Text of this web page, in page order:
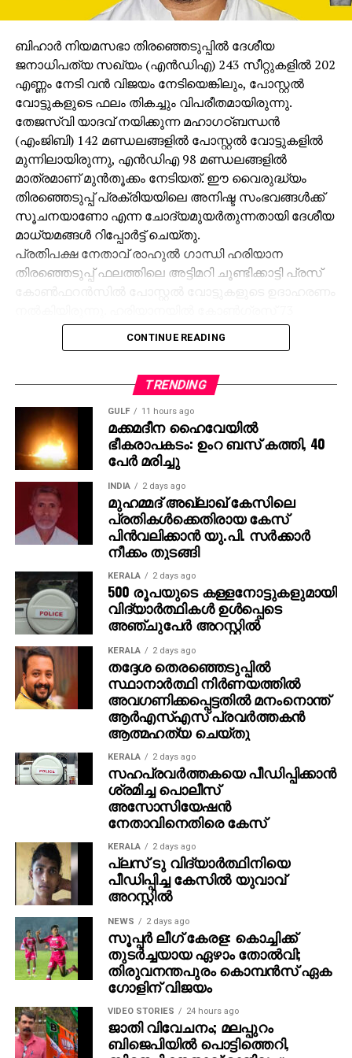
ഗോരക്ഷാ സംഘാം?ഗമായ പ്രാദേശിക ബിജെപി
നേതാവാണ് തേല. പ്രദേശത്തെ പ്രതിഷേധങ്ങള്‍
റിപ്പോര്‍ട്ട് ചെയ്യുന്നതിനിടെ ഒരു
മാധ്യമപ്രവര്‍ത്തകനെ ആക്രമിച്ച സംഭവമുള്‍പ്പെടെ
നിരവധി കേസുകളും ഇയാള്‍ക്കെതിരെയുണ്ട്. ഒരു
ദിവസം കസ്റ്റഡിയിലായിരുന്ന പ്രതികള്‍ക്കെതിരെ
തെളിവില്ലെന്ന് പറഞ്ഞ് അടുത്തദിവസം തന്നെ ജഡ്ജി
ജാമ്യം നല്‍കുകയായിരുന്നു.
അതേസമയം, ജാമ്യം ലഭിച്ചതിനു പിന്നാലെ
ഇരകള്‍ക്കെതിരെ അക്രമിസംഘവും പരാതി നല്‍കി.
ഭക്ഷണവും പണവും നല്‍കി ഹിന്ദു ഗ്രാമീണരെ
ക്രിസ്തുമതം സ്വീകരിക്കാന്‍
പ്രലോഭിപ്പിച്ചെന്നാരോപിച്ചാണ് ഹിന്ദുത്വ സംഘം
പരാതി നല്‍കിയത്.
ബിഹാര്‍ നിയമസഭാ തിരഞ്ഞെടുപ്പില്‍ ദേശീയ
ജനാധിപത്യ സഖ്യം (എന്‍ഡിഎ) 243 സീറ്റുകളില്‍ 202
എണ്ണം നേടി വന്‍ വിജയം നേടിയെങ്കിലും, പോസ്റ്റല്‍
വോട്ടുകളുടെ ഫലം തികച്ചും വിപരീതമായിരുന്നു.
തേജസ്വി യാദവ് നയിക്കുന്ന മഹാഗഠ്ബന്ധന്‍
(എംജിബി) 142 മണ്ഡലങ്ങളില്‍ പോസ്റ്റല്‍ വോട്ടുകളില്‍
മുന്നിലായിരുന്നു, എന്‍ഡിഎ 98 മണ്ഡലങ്ങളില്‍
മാത്രമാണ് മുന്‍തൂക്കം നേടിയത്. ഈ വൈരുദ്ധ്യം
തിരഞ്ഞെടുപ്പ് പ്രക്രിയയിലെ അനിഷ്ട സംഭവങ്ങള്‍ക്ക്
സൂചനയാണോ എന്ന ചോദ്യമുയര്‍തുന്നതായി ദേശീയ
മാധ്യമങ്ങള്‍ റിപ്പോര്‍ട്ട് ചെയ്തു.
പ്രതിപക്ഷ നേതാവ് രാഹുല്‍ ഗാന്ധി ഹരിയാന
തിരഞ്ഞെടുപ്പ് ഫലത്തിലെ അട്ടിമറി ചൂണ്ടിക്കാട്ടി പ്രസ്
മണ്ഡലങ്ങളില്‍ പോസ്റ്റല്‍ വോട്ടുകളില്‍
മുന്നിലായിരുന്നെങ്കിലും, മൊത്തം ഫലത്തില്‍ 37
മാത്രം പോസ്റ്റല്‍ മുന്‍തൂക്കം നേടിയെങ്കിലും 48
സീറ്റുകള്‍ കരസ്ഥമാക്കി. ബിഹാറിലെ ഈ ഡാറ്റ
ഹരിയാനയുമായി താരതമ്യം ചെയ്യുമ്പോള്‍
പ്രസക്തമാണ്.
ബിഹാറിലെ ഡാറ്റ പരിശോധിച്ചാല്‍, എന്‍ഡിഎ ഇവിഎം
വോട്ടുകളില്‍ മുന്നിലായ 110 മണ്ഡലങ്ങളില്‍ എംജിബി
പോസ്റ്റല്‍ വോട്ടുകളില്‍ മുന്‍തൂക്കം നേടി.
ഉദാഹരണമായി, ജെഡി(യു) 25,000-ത്തിലധികം
വോട്ടുകള്‍ക്ക് വിജയിച്ച ലൗകാഹ മണ്ഡലത്തില്‍
ആര്‍ജെഡി 664 പോസ്റ്റല്‍ വോട്ടുകള്‍ നേടിയപ്പോള്‍
ജെഡി(യു)ക്ക് 346 മാത്രമായിരുന്നു. മറുവശത്ത്,
എംജിബി ഇവിഎം മുന്‍തൂക്കം നേടിയെങ്കിലും പോസ്റ്റല്‍
വോട്ടുകളില്‍ പിന്നിലായ മണ്ഡലങ്ങള്‍ വെറും 7 മാത്രം.
പോസ്റ്റല്‍ വോട്ടുകള്‍ ആരാണ് ചെയ്യുന്നത്?
പ്രധാനമായും സൈന്യം, പാരാമിലിട്ടറി
ഉദ്യോഗസ്ഥര്‍, തിരഞ്ഞെടുപ്പ് ഡ്യൂട്ടിയിലുള്ള
സര്‍ക്കാര്‍ ഉദ്യോഗസ്ഥര്‍, പൊലീസ് എന്നിവരാണ്. 85
വയസ്സിന് മുകളിലുള്ളവര്‍, വികലാംഗര്‍, അടിയന്തര
സേവനങ്ങളിലുള്ളവര്‍ (ഫയര്‍, ആരോഗ്യം, വൈദ്യുതി
മുതലായവ), മാധ്യമപ്രവര്‍ത്തകര്‍ എന്നിവര്‍ക്കും
പോസ്റ്റല്‍ വോട്ടിങ് അവകാശമുണ്ട്.
കോവിഡ് കാലത്ത് ചില വിഭാഗങ്ങള്‍ക്ക് കൂടി ഇത്
ജീവനക്കാരുടെയും സൈനികരുടെയും മനോഭാവത്തെ
പ്രതിഫലിപ്പിക്കുന്നു.
CONTINUE READING
TRENDING
GULF 11 hours ago
മക്കമദീന ഹൈവേയില്‍
ഭീകരാപകടം: ഉംറ ബസ് കത്തി, 40
പേര്‍ മരിച്ചു
INDIA 2 days ago
മുഹമ്മദ് അഖ്‌ലാഖ് കേസിലെ
പ്രതികള്‍ക്കെതിരായ കേസ്
പിന്‍വലിക്കാന്‍ യു.പി. സര്‍ക്കാര്‍
നീക്കം തുടങ്ങി
KERALA 2 days ago
500 രൂപയുടെ കള്ളനോട്ടുകളുമായി
വിദ്യാര്‍ത്ഥികള്‍ ഉള്‍പ്പെടെ
അഞ്ചുപേര്‍ അറസ്റ്റില്‍
KERALA 2 days ago
തദ്ദേശ തെരഞ്ഞെടുപ്പില്‍
സ്ഥാനാര്‍ത്ഥി നിര്‍ണയത്തില്‍
അവഗണിക്കപ്പെട്ടതില്‍ മനംനൊന്ത്
ആര്‍എസ്എസ് പ്രവര്‍ത്തകന്‍
ആത്മഹത്യ ചെയ്തു
KERALA 2 days ago
സഹപ്രവര്‍ത്തകയെ പീഡിപ്പിക്കാന്‍
ശ്രമിച്ച പൊലീസ്
അസോസിയേഷന്‍
നേതാവിനെതിരെ കേസ്
KERALA 2 days ago
പ്ലസ് ടു വിദ്യാര്‍ത്ഥിനിയെ
പീഡിപ്പിച്ച കേസില്‍ യുവാവ്
അറസ്റ്റില്‍
NEWS 2 days ago
സൂപ്പര്‍ ലീഗ് കേരള: കൊച്ചിക്ക്
തുടര്‍ച്ചയായ ഏഴാം തോല്‍വി;
തിരുവനന്തപുരം കൊമ്പന്‍സ് ഏക
ഗോളിന് വിജയം
VIDEO STORIES 24 hours ago
ജാതി വിവേചനം; മലപ്പുറം
ബിജെപിയില്‍ പൊട്ടിത്തെറി,